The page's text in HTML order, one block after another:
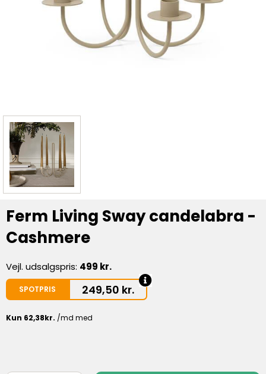
Ferm Living Sway candelabra -
Cashmere
Vejl. udsalgspris: 499 kr.
SPOTPRIS 249,50 kr.